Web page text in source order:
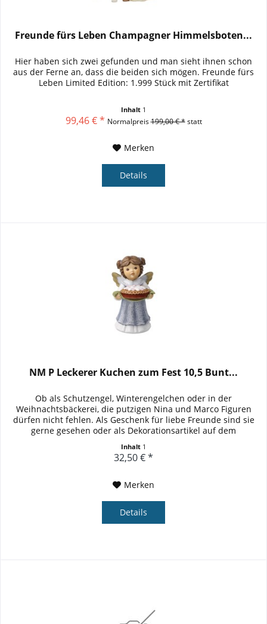
Freunde fürs Leben Champagner Himmelsboten...
Hier haben sich zwei gefunden und man sieht ihnen schon
aus der Ferne an, dass die beiden sich mögen. Freunde fürs
Leben Limited Edition: 1.999 Stück mit Zertifikat
Inhalt 1
99,46 € * Normalpreis199,00 € *statt
Merken
Details
NM P Leckerer Kuchen zum Fest 10,5 Bunt...
Ob als Schutzengel, Winterengelchen oder in der
Weihnachtsbäckerei, die putzigen Nina und Marco Figuren
dürfen nicht fehlen. Als Geschenk für liebe Freunde sind sie
gerne gesehen oder als Dekorationsartikel auf dem
Inhalt 1
32,50 € *
Merken
Details